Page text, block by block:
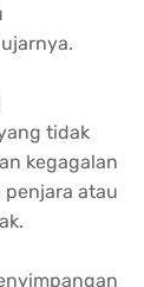
tidak
kegagalan
penjara atau